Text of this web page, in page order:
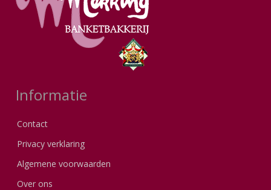
Informatie
Contact
Privacy verklaring
Algemene voorwaarden
Over ons